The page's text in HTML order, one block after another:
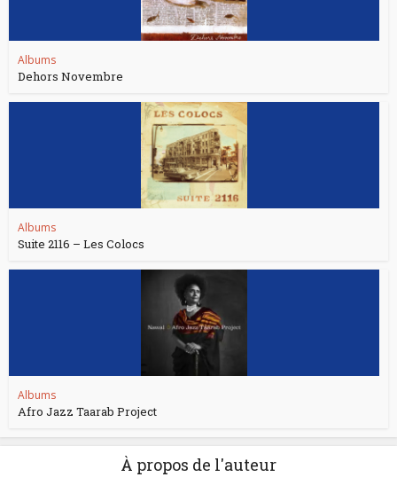
Albums
Dehors Novembre
Albums
Suite 2116 – Les Colocs
Albums
Afro Jazz Taarab Project
À propos de l'auteur